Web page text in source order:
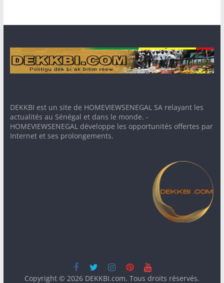
DEKKBI est un site de HOMEVIEWSENEGAL SA relayant les
actualités au Sénégal et dans le monde. -
HOMEVIEWSENEGAL développe les opportunités offertes par
Internet et ses prolongements.
Copyright © 2026 DEKKBI.com. Tous droits réservés.